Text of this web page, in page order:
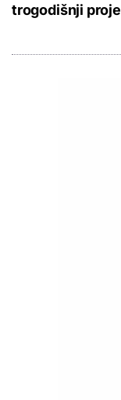
trogodišnji